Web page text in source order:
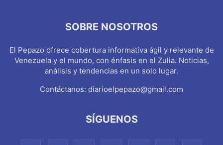
SOBRE NOSOTROS
El Pepazo ofrece cobertura informativa ágil y relevante de
Venezuela y el mundo, con énfasis en el Zulia. Noticias,
análisis y tendencias en un solo lugar.
Contáctanos: diarioelpepazo@gmail.com
SÍGUENOS